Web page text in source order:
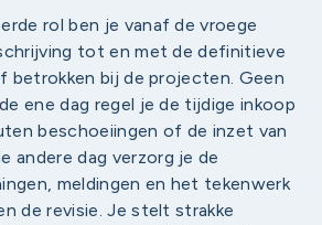
rol ben je vanaf de vroege
tot en met de definitieve
betrokken bij de projecten. Geen
ene dag regel je de tijdige inkoop
beschoeiingen of de inzet van
andere dag verzorg je de
meldingen en het tekenwerk
de revisie. Je stelt strakke